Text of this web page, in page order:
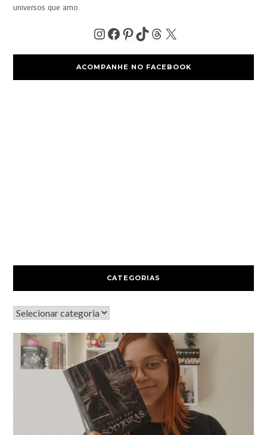
universos que amo.
ACOMPANHE NO FACEBOOK
CATEGORIAS